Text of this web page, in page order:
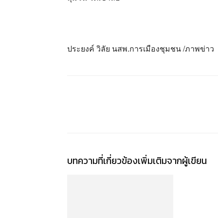
ประยงค์ วิลัย นสพ.การเมืองชุมชน /ภาพข่าว
บทความที่เกี่ยวข้องเพิ่มเติมจากผู้เขียน